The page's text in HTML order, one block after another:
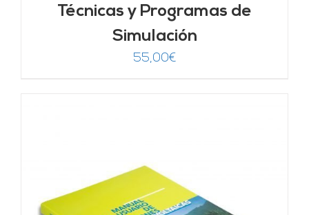
Técnicas y Programas de
Simulación
55,00€